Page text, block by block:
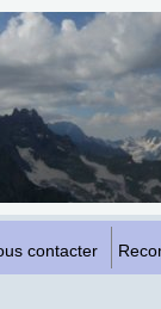
contacter